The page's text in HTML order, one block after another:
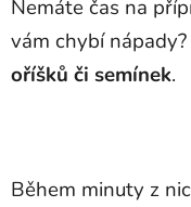
Nemáte čas na
vám chybí
oříšků či semínek.
Během minuty z